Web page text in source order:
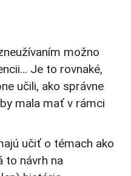
možno
Je to rovnaké,
učili, ako správne
mala mať v rámci
učiť o témach ako
to návrh na